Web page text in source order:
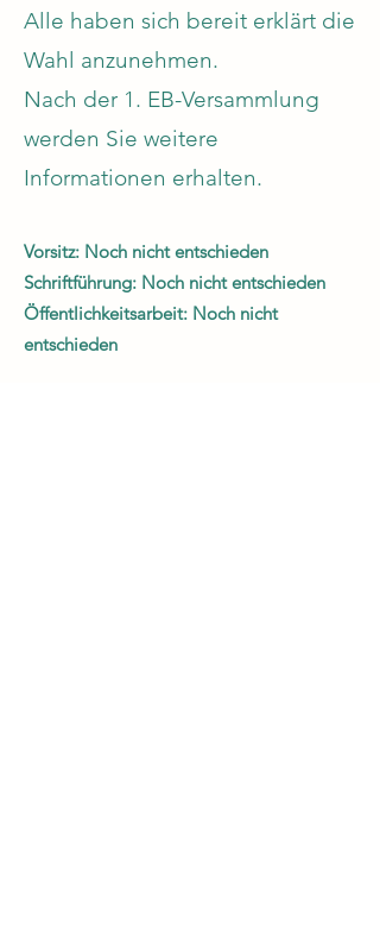
Alle haben sich bereit erklärt die
Wahl anzunehmen.
Nach der 1. EB-Versammlung
werden Sie weitere
Informationen erhalten.
Vorsitz: Noch nicht entschieden
Schriftführung: Noch nicht entschieden
Öffentlichkeitsarbeit: Noch nicht
entschieden